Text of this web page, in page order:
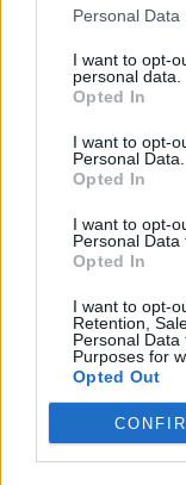
Personal
I want to opt-
personal data.
Opted In
I want to opt-
Personal Data.
Opted In
I want to opt-
Personal Data
Opted In
I want to opt-
Retention,
Personal
Purposes for
Opted Out
«Ένα βιβλίο, ένα
Φροντιστηρίου
Βραβεύτηκαν οι
προσπάθειά τους
Νοσηλευτική του
Πανεπιστημίου
ΡΕΠΟΡΤΑΖ ΔΡΑΣΕΙΣ
Για τον
προειδοποίησε η
Μια συγκέντρωση
μηνύματα και
πόλεμο και την
Δικογραφία σε